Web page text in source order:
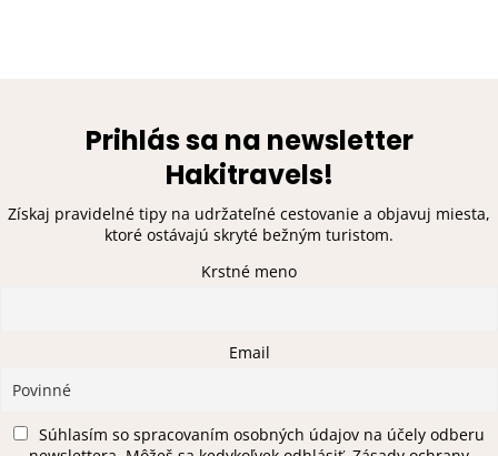
Prihlás sa na newsletter
Hakitravels!
Získaj pravidelné tipy na udržateľné cestovanie a objavuj miesta,
ktoré ostávajú skryté bežným turistom.
Krstné meno
Email
Súhlasím so spracovaním osobných údajov na účely odberu